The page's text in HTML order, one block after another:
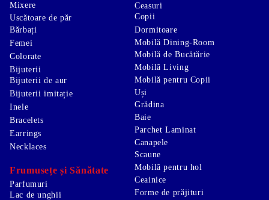
Mixere
Uscătoare de păr
Ceasuri
Copii
Bărbați
Femei
Colorate
Bijuterii
Bijuterii de aur
Bijuterii imitație
Inele
Bracelets
Earrings
Necklaces
Frumusețe și Sănătate
Parfumuri
Lac de unghii
Dormitoare
Mobilă Dining-Room
Mobilă de Bucătărie
Mobilă Living
Mobilă pentru Copii
Uși
Grădina
Baie
Parchet Laminat
Canapele
Scaune
Mobilă pentru hol
Ceainice
Forme de prăjituri